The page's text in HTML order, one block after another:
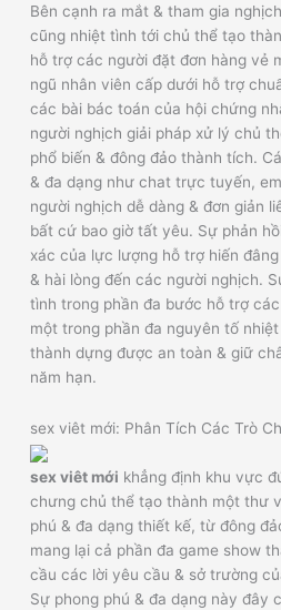
Bên cạnh ra mắt & tham gia
cũng nhiệt tình tới chủ thể tạo
hỗ trợ các người đặt đơn hàng vẻ
ngũ nhân viên cấp dưới hỗ trợ
các bài bác toán của hội chứng
người nghịch giải pháp xử lý chủ
phổ biến & đông đảo thành tích.
& đa dạng như chat trực tuyến,
người nghịch dễ dàng & đơn giản
bất cứ bao giờ tất yêu. Sự phản
xác của lực lượng hỗ trợ hiến
& hài lòng đến các người nghịch.
tình trong phần đa bước hỗ trợ
một trong phần đa nguyên tố
thành dựng được an toàn & giữ
năm hạn.
sex viêt mới: Phân Tích Các Trò
sex viêt mới khẳng định khu vực
chưng chủ thể tạo thành một thư
phú & đa dạng thiết kế, từ đông
mang lại cả phần đa game show
cầu các lời yêu cầu & sở trường
Sự phong phú & đa dạng này đây